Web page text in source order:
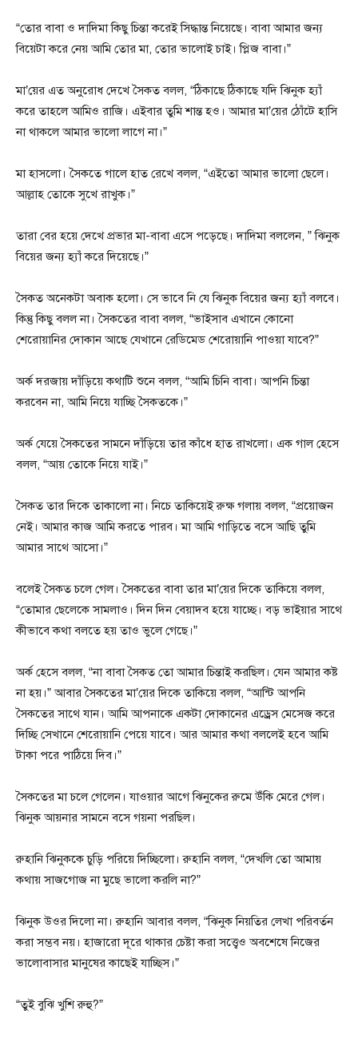
“তোর বাবা ও দাদিমা কিছু চিন্তা করেই সিদ্ধান্ত নিয়েছে। বাবা আমার জন্য
বিয়েটা করে নেয় আমি তোর মা, তোর ভালোই চাই। প্লিজ বাবা।”
মা’য়ের এত অনুরোধ দেখে সৈকত বলল, “ঠিকাছে ঠিকাছে যদি ঝিনুক হ্যাঁ
করে তাহলে আমিও রাজি। এইবার তুমি শান্ত হও। আমার মা’য়ের ঠোঁটে হাসি
না থাকলে আমার ভালো লাগে না।”
মা হাসলো। সৈকতে গালে হাত রেখে বলল, “এইতো আমার ভালো ছেলে।
আল্লাহ তোকে সুখে রাখুক।”
তারা বের হয়ে দেখে প্রভার মা-বাবা এসে পড়েছে। দাদিমা বললেন, ” ঝিনুক
বিয়ের জন্য হ্যাঁ করে দিয়েছে।”
সৈকত অনেকটা অবাক হলো। সে ভাবে নি যে ঝিনুক বিয়ের জন্য হ্যাঁ বলবে।
কিন্তু কিছু বলল না। সৈকতের বাবা বলল, “ভাইসাব এখানে কোনো
শেরোয়ানির দোকান আছে যেখানে রেডিমেড শেরোয়ানি পাওয়া যাবে?”
অর্ক দরজায় দাঁড়িয়ে কথাটি শুনে বলল, “আমি চিনি বাবা। আপনি চিন্তা
করবেন না, আমি নিয়ে যাচ্ছি সৈকতকে।”
অর্ক যেয়ে সৈকতের সামনে দাঁড়িয়ে তার কাঁধে হাত রাখলো। এক গাল হেসে
বলল, “আয় তোকে নিয়ে যাই।”
সৈকত তার দিকে তাকালো না। নিচে তাকিয়েই রুক্ষ গলায় বলল, “প্রয়োজন
নেই। আমার কাজ আমি করতে পারব। মা আমি গাড়িতে বসে আছি তুমি
আমার সাথে আসো।”
বলেই সৈকত চলে গেল। সৈকতের বাবা তার মা’য়ের দিকে তাকিয়ে বলল,
“তোমার ছেলেকে সামলাও। দিন দিন বেয়াদব হয়ে যাচ্ছে। বড় ভাইয়ার সাথে
কীভাবে কথা বলতে হয় তাও ভুলে গেছে।”
অর্ক হেসে বলল, “না বাবা সৈকত তো আমার চিন্তাই করছিল। যেন আমার কষ্ট
না হয়।” আবার সৈকতের মা’য়ের দিকে তাকিয়ে বলল, “আন্টি আপনি
সৈকতের সাথে যান। আমি আপনাকে একটা দোকানের এড্রেস মেসেজ করে
দিচ্ছি সেখানে শেরোয়ানি পেয়ে যাবে। আর আমার কথা বললেই হবে আমি
টাকা পরে পাঠিয়ে দিব।”
সৈকতের মা চলে গেলেন। যাওয়ার আগে ঝিনুকের রুমে উঁকি মেরে গেল।
ঝিনুক আয়নার সামনে বসে গয়না পরছিল।
রুহানি ঝিনুককে চুড়ি পরিয়ে দিচ্ছিলো। রুহানি বলল, “দেখলি তো আমায়
কথায় সাজগোজ না মুছে ভালো করলি না?”
ঝিনুক উওর দিলো না। রুহানি আবার বলল, “ঝিনুক নিয়তির লেখা পরিবর্তন
করা সম্ভব নয়। হাজারো দূরে থাকার চেষ্টা করা সত্ত্বেও অবশেষে নিজের
ভালোবাসার মানুষের কাছেই যাচ্ছিস।”
“তুই বুঝি খুশি রুহু?”